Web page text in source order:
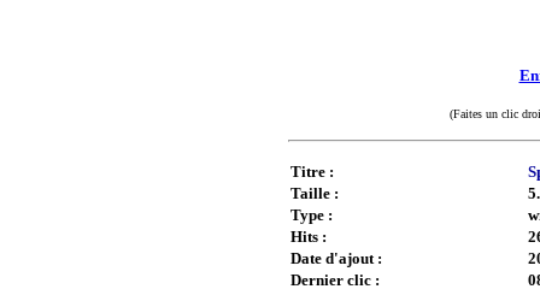
(Faites un clic
Titre :
Taille :
Type :
Hits :
Date d'ajout :
Dernier clic :